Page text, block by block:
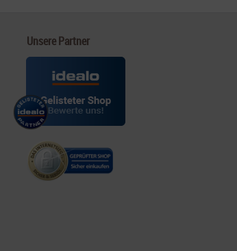
Unsere Partner